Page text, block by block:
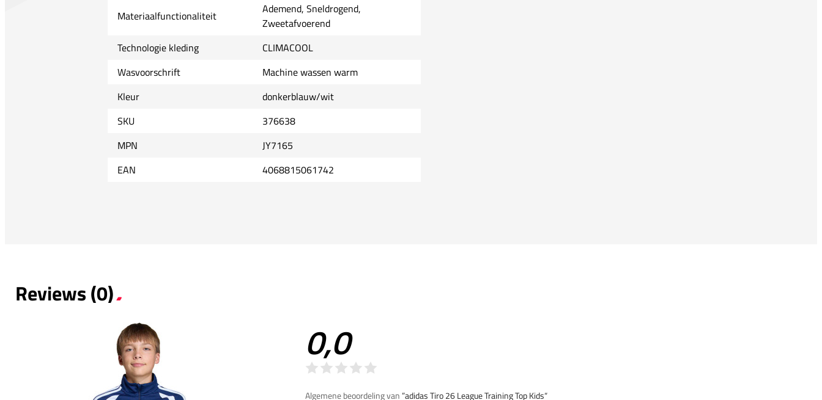
Materiaalfunctionaliteit
Ademend, Sneldrogend,
Zweetafvoerend
Technologie kleding
CLIMACOOL
Wasvoorschrift
Machine wassen warm
Kleur
donkerblauw/wit
SKU
376638
MPN
JY7165
EAN
4068815061742
Reviews (0)
0,0
Algemene beoordeling van”adidas Tiro 26 League Training Top Kids“